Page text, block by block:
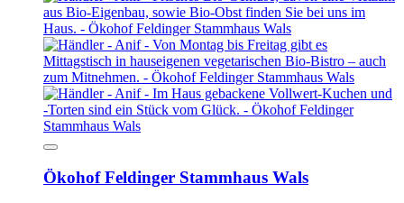
Ökohof Feldinger Stammhaus Wals